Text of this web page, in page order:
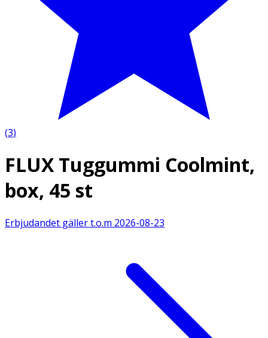
(3)
FLUX Tuggummi Coolmint,
box, 45 st
Erbjudandet gäller t.o.m 2026-08-23